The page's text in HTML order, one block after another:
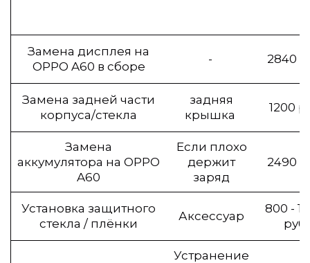
Замена дисплея на
OPPO A60 в сборе
- 2840
Замена задней части
корпуса/стекла
задняя
крышка
1200
Замена
аккумулятора на OPPO
A60
Если плохо
держит
заряд
2490
Установка защитного
стекла / плёнки
Аксессуар
800 -
руб
Устранение